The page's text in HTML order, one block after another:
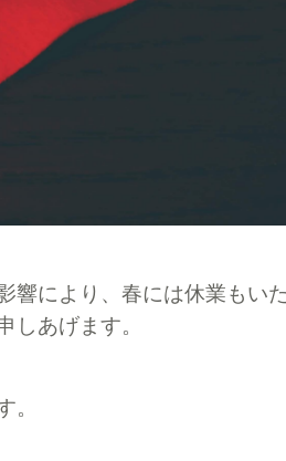
響により、春には休業もい
しあげます。
。